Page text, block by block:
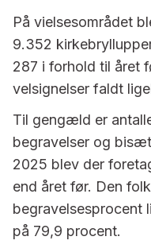
På vielsesområdet
9.352
287 i forhold til året
velsignelser faldt
Til gengæld er
begravelser og
2025 blev der
end året før. Den
begravelsesprocent
på 79,9 procent.